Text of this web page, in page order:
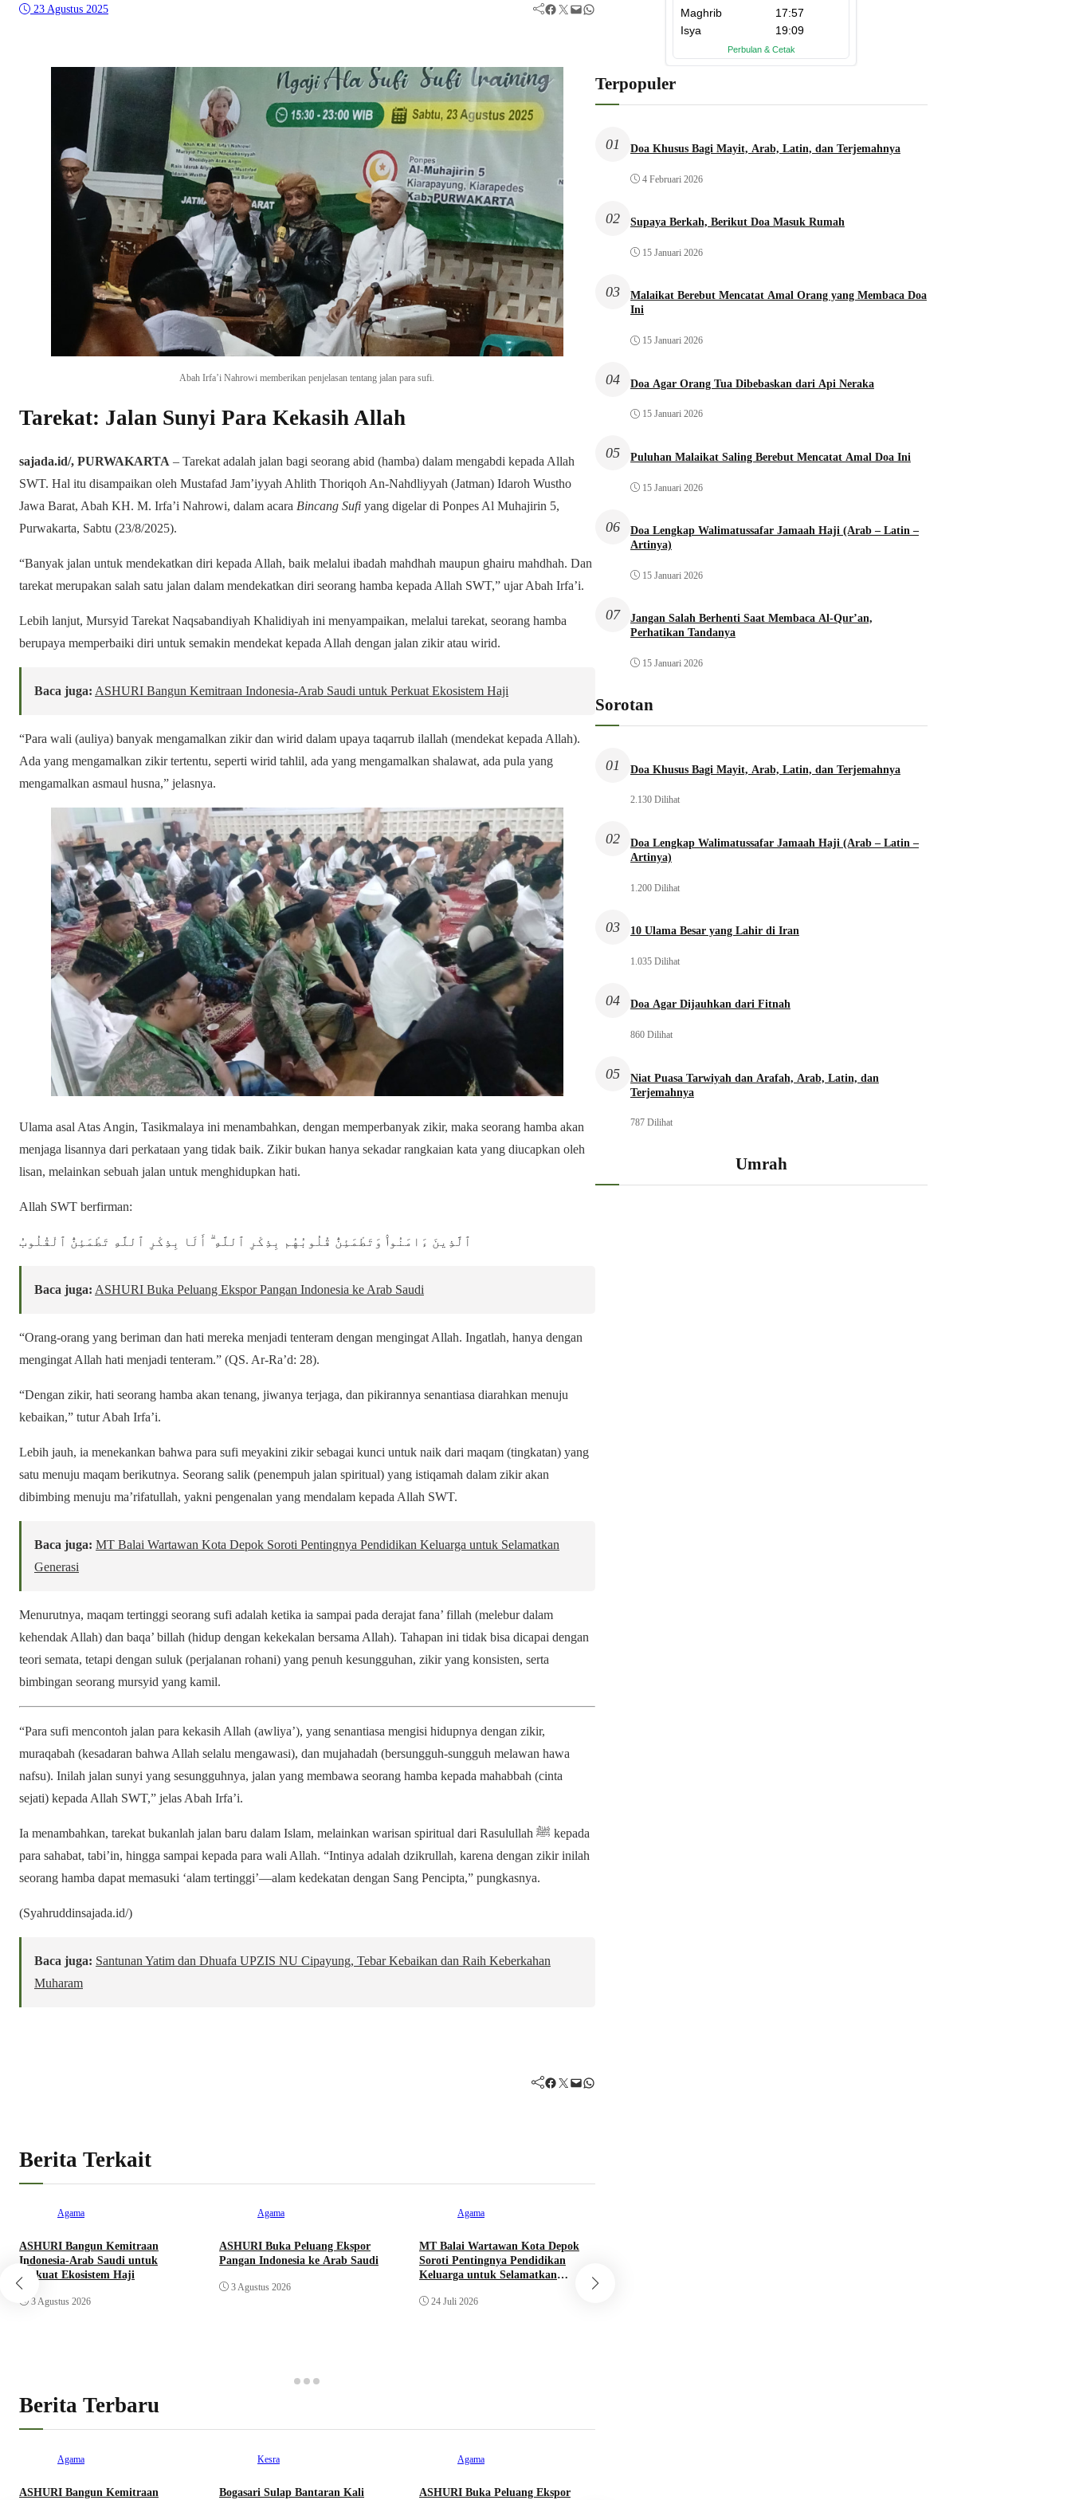
23 Agustus 2025 Facebook Twitter Mail WhatsApp
Abah Irfa’i Nahrowi memberikan penjelasan tentang jalan para sufi.
Tarekat: Jalan Sunyi Para Kekasih Allah
sajada.id/, PURWAKARTA – Tarekat adalah jalan bagi seorang abid (hamba) dalam mengabdi kepada Allah
SWT. Hal itu disampaikan oleh Mustafad Jam’iyyah Ahlith Thoriqoh An-Nahdliyyah (Jatman) Idaroh Wustho
Jawa Barat, Abah KH. M. Irfa’i Nahrowi, dalam acara Bincang Sufi yang digelar di Ponpes Al Muhajirin 5,
Purwakarta, Sabtu (23/8/2025).
“Banyak jalan untuk mendekatkan diri kepada Allah, baik melalui ibadah mahdhah maupun ghairu mahdhah. Dan
tarekat merupakan salah satu jalan dalam mendekatkan diri seorang hamba kepada Allah SWT,” ujar Abah Irfa’i.
Lebih lanjut, Mursyid Tarekat Naqsabandiyah Khalidiyah ini menyampaikan, melalui tarekat, seorang hamba
berupaya memperbaiki diri untuk semakin mendekat kepada Allah dengan jalan zikir atau wirid.
Baca juga: ASHURI Bangun Kemitraan Indonesia-Arab Saudi untuk Perkuat Ekosistem Haji
“Para wali (auliya) banyak mengamalkan zikir dan wirid dalam upaya taqarrub ilallah (mendekat kepada Allah).
Ada yang mengamalkan zikir tertentu, seperti wirid tahlil, ada yang mengamalkan shalawat, ada pula yang
mengamalkan asmaul husna,” jelasnya.
Ulama asal Atas Angin, Tasikmalaya ini menambahkan, dengan memperbanyak zikir, maka seorang hamba akan
menjaga lisannya dari perkataan yang tidak baik. Zikir bukan hanya sekadar rangkaian kata yang diucapkan oleh
lisan, melainkan sebuah jalan untuk menghidupkan hati.
Allah SWT berfirman:
ٱلَّذِينَ ءَامَنُوا۟ وَتَطْمَئِنُّ قُلُوبُهُم بِذِكْرِ ٱللَّهِ ۗ أَلَا بِذِكْرِ ٱللَّهِ تَطْمَئِنُّ ٱلْقُلُوبُ
Baca juga: ASHURI Buka Peluang Ekspor Pangan Indonesia ke Arab Saudi
“Orang-orang yang beriman dan hati mereka menjadi tenteram dengan mengingat Allah. Ingatlah, hanya dengan
mengingat Allah hati menjadi tenteram.” (QS. Ar-Ra’d: 28).
“Dengan zikir, hati seorang hamba akan tenang, jiwanya terjaga, dan pikirannya senantiasa diarahkan menuju
kebaikan,” tutur Abah Irfa’i.
Lebih jauh, ia menekankan bahwa para sufi meyakini zikir sebagai kunci untuk naik dari maqam (tingkatan) yang
satu menuju maqam berikutnya. Seorang salik (penempuh jalan spiritual) yang istiqamah dalam zikir akan
dibimbing menuju ma’rifatullah, yakni pengenalan yang mendalam kepada Allah SWT.
Baca juga: MT Balai Wartawan Kota Depok Soroti Pentingnya Pendidikan Keluarga untuk Selamatkan
Generasi
Menurutnya, maqam tertinggi seorang sufi adalah ketika ia sampai pada derajat fana’ fillah (melebur dalam
kehendak Allah) dan baqa’ billah (hidup dengan kekekalan bersama Allah). Tahapan ini tidak bisa dicapai dengan
teori semata, tetapi dengan suluk (perjalanan rohani) yang penuh kesungguhan, zikir yang konsisten, serta
bimbingan seorang mursyid yang kamil.
“Para sufi mencontoh jalan para kekasih Allah (awliya’), yang senantiasa mengisi hidupnya dengan zikir,
muraqabah (kesadaran bahwa Allah selalu mengawasi), dan mujahadah (bersungguh-sungguh melawan hawa
nafsu). Inilah jalan sunyi yang sesungguhnya, jalan yang membawa seorang hamba kepada mahabbah (cinta
sejati) kepada Allah SWT,” jelas Abah Irfa’i.
Ia menambahkan, tarekat bukanlah jalan baru dalam Islam, melainkan warisan spiritual dari Rasulullah ﷺ kepada
para sahabat, tabi’in, hingga sampai kepada para wali Allah. “Intinya adalah dzikrullah, karena dengan zikir inilah
seorang hamba dapat memasuki ‘alam tertinggi’—alam kedekatan dengan Sang Pencipta,” pungkasnya.
(Syahruddinsajada.id/)
Baca juga: Santunan Yatim dan Dhuafa UPZIS NU Cipayung, Tebar Kebaikan dan Raih Keberkahan
Muharam
Facebook Twitter Mail WhatsApp
Berita Terkait
Agama
ASHURI Bangun Kemitraan
Indonesia-Arab Saudi untuk
Perkuat Ekosistem Haji
3 Agustus 2026
Agama
ASHURI Buka Peluang Ekspor
Pangan Indonesia ke Arab Saudi
3 Agustus 2026
Agama
MT Balai Wartawan Kota Depok
Soroti Pentingnya Pendidikan
Keluarga untuk Selamatkan
24 Juli 2026
Berita Terbaru
Agama
ASHURI Bangun Kemitraan
Kesra
Bogasari Sulap Bantaran Kali
Agama
ASHURI Buka Peluang Ekspor
Terpopuler
01 Doa Khusus Bagi Mayit, Arab, Latin, dan Terjemahnya
4 Februari 2026
02 Supaya Berkah, Berikut Doa Masuk Rumah
15 Januari 2026
03
Malaikat Berebut Mencatat Amal Orang yang Membaca Doa
Ini
15 Januari 2026
04 Doa Agar Orang Tua Dibebaskan dari Api Neraka
15 Januari 2026
05 Puluhan Malaikat Saling Berebut Mencatat Amal Doa Ini
15 Januari 2026
06
Doa Lengkap Walimatussafar Jamaah Haji (Arab – Latin –
Artinya)
15 Januari 2026
07
Jangan Salah Berhenti Saat Membaca Al-Qur’an,
Perhatikan Tandanya
15 Januari 2026
Sorotan
01 Doa Khusus Bagi Mayit, Arab, Latin, dan Terjemahnya
2.130 Dilihat
02
Doa Lengkap Walimatussafar Jamaah Haji (Arab – Latin –
Artinya)
1.200 Dilihat
03 10 Ulama Besar yang Lahir di Iran
1.035 Dilihat
04 Doa Agar Dijauhkan dari Fitnah
860 Dilihat
05
Niat Puasa Tarwiyah dan Arafah, Arab, Latin, dan
Terjemahnya
787 Dilihat
Umrah